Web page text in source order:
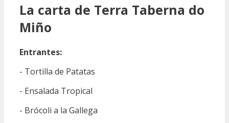
La carta de Terra Taberna do
Miño
Entrantes:
- Tortilla de Patatas
- Ensalada Tropical
- Brócoli a la Gallega